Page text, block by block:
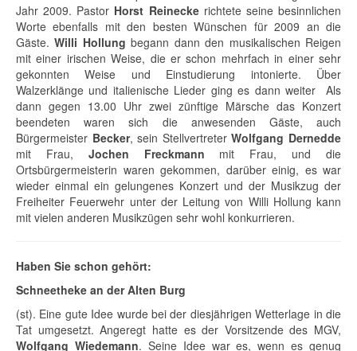
Jahr 2009. Pastor Horst Reineckerichtete seine besinnlichen
Worte ebenfalls mit den besten Wünschen für 2009 an die
Gäste.Willi Hollung begann dann den musikalischen Reigen
mit einer irischen Weise, die er schon mehrfach in einer sehr
gekonnten Weise und Einstudierung intonierte. Über
Walzerklänge und italienische Lieder ging es dann weiter Als
dann gegen 13.00 Uhr zwei zünftige Märsche das Konzert
beendeten waren sich die anwesenden Gäste, auch
Bürgermeister Becker, sein StellvertreterWolfgang Dernedde
mit Frau, Jochen Freckmann mit Frau, und die
Ortsbürgermeisterin waren gekommen, darüber einig, es war
wieder einmal ein gelungenes Konzert und der Musikzug der
Freiheiter Feuerwehr unter der Leitung von Willi Hollung kann
mit vielen anderen Musikzügen sehr wohl konkurrieren.
Haben Sie schon gehört:
Schneetheke an der Alten Burg
(st). Eine gute Idee wurde bei der diesjährigen Wetterlage in die
Tat umgesetzt. Angeregt hatte es der Vorsitzende des MGV,
Wolfgang Wiedemann. Seine Idee war es, wenn es genug